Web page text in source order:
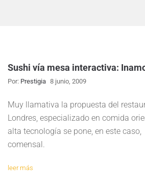
Sushi vía mesa interactiva:
Por: Prestigia 8 junio, 2009
Muy llamativa la propuesta del
Londres, especializado en comida
alta tecnología se pone, en este
comensal.
leer más